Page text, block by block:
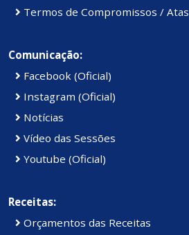
Termos de Compromissos / Atas
Comunicação:
Facebook (Oficial)
Instagram (Oficial)
Notícias
Vídeo das Sessões
Youtube (Oficial)
Receitas:
Orçamentos das Receitas